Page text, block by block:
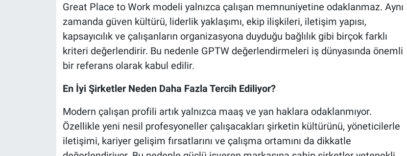
Great Place to Work modeli yalnızca çalışan memnuniyetine odaklanmaz. Aynı
zamanda güven kültürü, liderlik yaklaşımı, ekip ilişkileri, iletişim yapısı,
kapsayıcılık ve çalışanların organizasyona duyduğu bağlılık gibi birçok farklı
kriteri değerlendirir. Bu nedenle GPTW değerlendirmeleri iş dünyasında önemli
bir referans olarak kabul edilir.
En İyi Şirketler Neden Daha Fazla Tercih Ediliyor?
Modern çalışan profili artık yalnızca maaş ve yan haklara odaklanmıyor.
Özellikle yeni nesil profesyoneller çalışacakları şirketin kültürünü, yöneticilerle
iletişimi, kariyer gelişim fırsatlarını ve çalışma ortamını da dikkatle